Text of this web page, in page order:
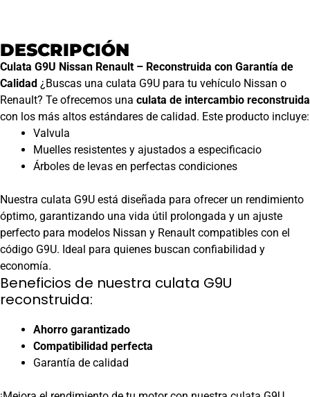
DESCRIPCIÓN
Culata G9U Nissan Renault – Reconstruida con Garantía de
Calidad ¿Buscas una culata G9U para tu vehículo Nissan o
Renault? Te ofrecemos una culata de intercambio reconstruida
con los más altos estándares de calidad. Este producto incluye:
Valvula
Muelles resistentes y ajustados a especificacio
Árboles de levas en perfectas condiciones
Nuestra culata G9U está diseñada para ofrecer un rendimiento
óptimo, garantizando una vida útil prolongada y un ajuste
perfecto para modelos Nissan y Renault compatibles con el
código G9U. Ideal para quienes buscan confiabilidad y
economía.
Beneficios de nuestra culata G9U
reconstruida:
Ahorro garantizado
Compatibilidad perfecta
Garantía de calidad